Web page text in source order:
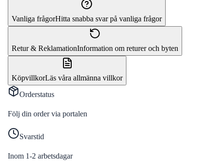
Vanliga frågorHitta snabba svar på vanliga frågor
Retur & ReklamationInformation om returer och byten
KöpvillkorLäs våra allmänna villkor
Orderstatus
Följ din order via portalen
Svarstid
Inom 1-2 arbetsdagar